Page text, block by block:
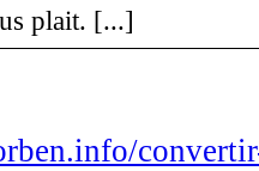
plait. [...]